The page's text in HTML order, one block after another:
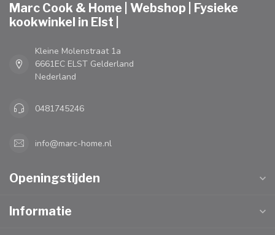
Marc Cook & Home | Webshop | Fysieke
kookwinkel in Elst |
Kleine Molenstraat 1a
6661EC ELST Gelderland
Nederland
0481745246
info@marc-home.nl
Openingstijden
Informatie